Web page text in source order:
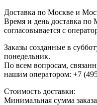
Доставка по Москве и
Время и день доставка по
согласовывается с
Заказы созданные в
понедельник.
По всем вопросам,
нашим оператором: +7
Стоимость доставки:
Минимальная сумма